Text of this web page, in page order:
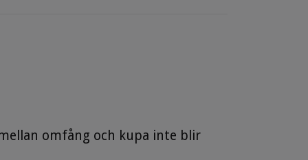
omfång och kupa inte blir